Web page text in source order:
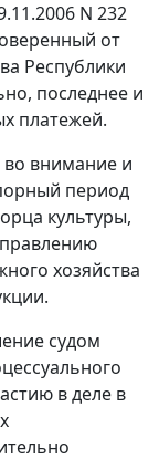
N 232
от
Республики
последнее и
платежей.
внимание и
период
культуры,
хозяйства
судом
в деле в